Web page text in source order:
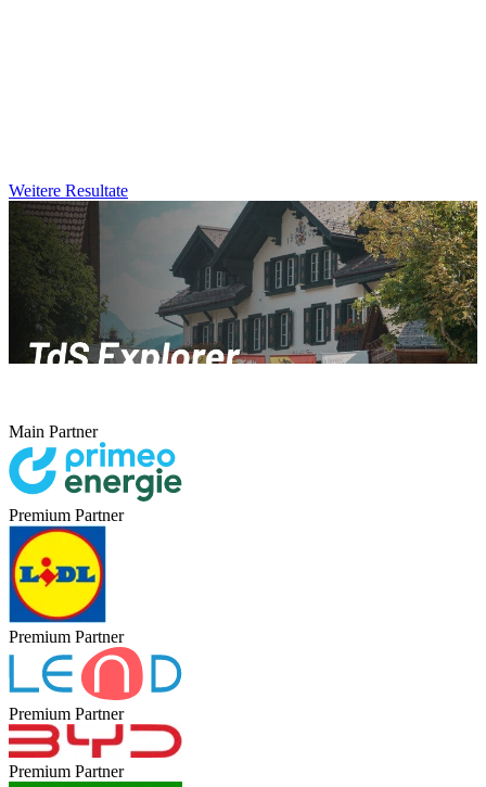
Weitere Resultate
Main Partner
Premium Partner
Premium Partner
Premium Partner
Premium Partner